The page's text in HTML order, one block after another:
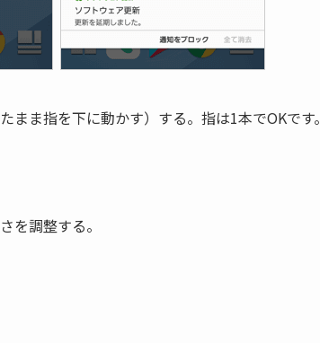
ま指を下に動かす）する。指は1本でOKです。
を調整する。